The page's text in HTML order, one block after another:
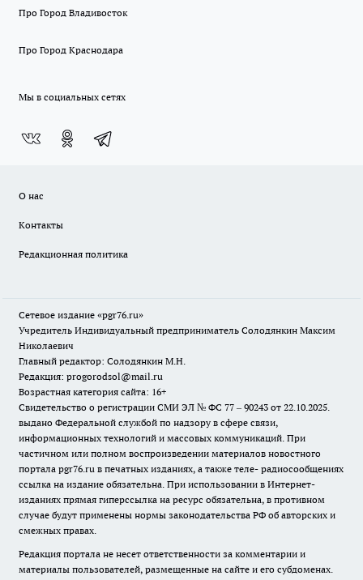
Про Город Владивосток
Про Город Краснодара
Мы в социальных сетях
О нас
Контакты
Редакционная политика
Сетевое издание «pgr76.ru»
Учредитель Индивидуальный предприниматель Солодянкин Максим
Николаевич
Главный редактор: Солодянкин М.Н.
Редакция: progorodsol@mail.ru
Возрастная категория сайта: 16+
Свидетельство о регистрации СМИ ЭЛ № ФС 77 – 90243 от 22.10.2025.
выдано Федеральной службой по надзору в сфере связи,
информационных технологий и массовых коммуникаций. При
частичном или полном воспроизведении материалов новостного
портала pgr76.ru в печатных изданиях, а также теле- радиосообщениях
ссылка на издание обязательна. При использовании в Интернет-
изданиях прямая гиперссылка на ресурс обязательна, в противном
случае будут применены нормы законодательства РФ об авторских и
смежных правах.
Редакция портала не несет ответственности за комментарии и
материалы пользователей, размещенные на сайте и его субдоменах.